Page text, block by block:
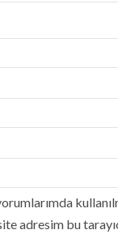
adresim bu